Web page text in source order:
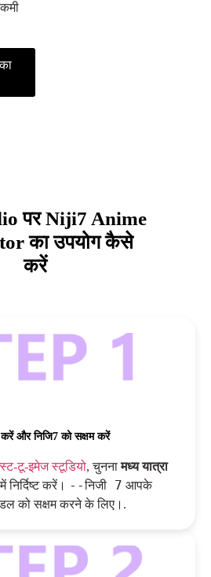
पर Niji7 Anime
का उपयोग कैसे
करें
और निजि7 को सक्षम करें
टू-इमेज स्टूडियो, चुननामध्य यात्रा
करें। --निजी 7 आपके
को सक्षम करने के लिए।.